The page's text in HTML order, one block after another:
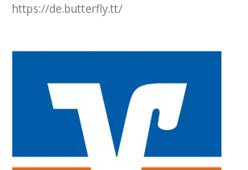
https://de.butterfly.tt/